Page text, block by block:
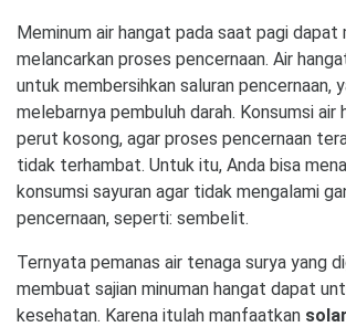
Meminum air hangat pada saat pagi dapat
melancarkan proses pencernaan. Air
untuk membersihkan saluran pencernaan,
melebarnya pembuluh darah. Konsumsi air
perut kosong, agar proses pencernaan
tidak terhambat. Untuk itu, Anda bisa
konsumsi sayuran agar tidak mengalami
pencernaan, seperti: sembelit.
Ternyata pemanas air tenaga surya yang
membuat sajian minuman hangat dapat
kesehatan. Karena itulah manfaatkan